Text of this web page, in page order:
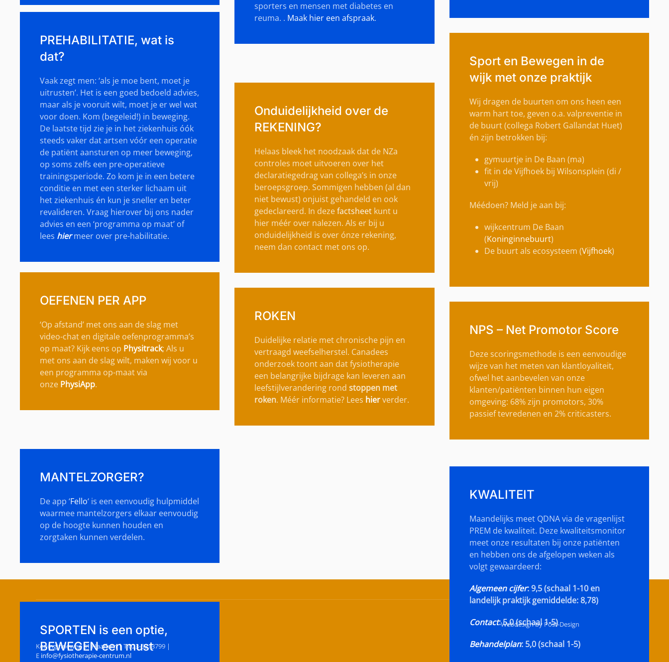
PREHABILITATIE, wat is
dat?
Vaak zegt men: ‘als je moe bent, moet je
uitrusten’. Het is een goed bedoeld advies,
maar als je vooruit wilt, moet je er wel wat
voor doen. Kom (begeleid!) in beweging.
De laatste tijd zie je in het ziekenhuis óók
steeds vaker dat artsen vóór een operatie
de patiënt aansturen op meer beweging,
op soms zelfs een pre-operatieve
trainingsperiode. Zo kom je in een betere
conditie en met een sterker lichaam uit
het ziekenhuis én kun je sneller en beter
revalideren. Vraag hierover bij ons nader
advies en een ‘programma op maat’ of
lees hiermeer over pre-habilitatie.
OEFENEN PER APP
‘Op afstand’ met ons aan de slag met
video-chat en digitale oefenprogramma’s
op maat? Kijk eens op Physitrack; Als u
met ons aan de slag wilt, maken wij voor u
een programma op-maat via
onze PhysiApp.
sporters en mensen met diabetes en
reuma. . Maak hier een afspraak.
Sport en Bewegen in de
wijk met onze praktijk
Wij dragen de buurten om ons heen een
warm hart toe, geven o.a. valpreventie in
de buurt (collega Robert Gallandat Huet)
én zijn betrokken bij:
gymuurtje in De Baan (ma)
fit in de Vijfhoek bij Wilsonsplein (di /
vrij)
Méédoen? Meld je aan bij:
wijkcentrum De Baan
(Koninginnebuurt)
De buurt als ecosysteem (Vijfhoek)
MANTELZORGER?
De app ‘Fello‘ is een eenvoudig hulpmiddel
waarmee mantelzorgers elkaar eenvoudig
op de hoogte kunnen houden en
zorgtaken kunnen verdelen.
Onduidelijkheid over de
REKENING?
Helaas bleek het noodzaak dat de NZa
controles moet uitvoeren over het
declaratiegedrag van collega’s in onze
beroepsgroep. Sommigen hebben (al dan
niet bewust) onjuist gehandeld en ook
gedeclareerd. In dezefactsheet kunt u
hier méér over nalezen. Als er bij u
onduidelijkheid is over ónze rekening,
neem dan contact met ons op.
NPS – Net Promotor Score
Deze scoringsmethode is een eenvoudige
wijze van het meten van klantloyaliteit,
ofwel het aanbevelen van onze
klanten/patiënten binnen hun eigen
omgeving: 68% zijn promotors, 30%
passief tevredenen en 2% criticasters.
SPORTEN is een optie,
BEWEGEN een must
ROKEN
Duidelijke relatie met chronische pijn en
vertraagd weefselherstel. Canadees
onderzoek toont aan dat fysiotherapie
een belangrijke bijdrage kan leveren aan
leefstijlverandering rondstoppen met
roken. Méér informatie? Lees hierverder.
KWALITEIT
Maandelijks meet QDNA via de vragenlijst
PREM de kwaliteit. Deze kwaliteitsmonitor
meet onze resultaten bij onze patiënten
en hebben ons de afgelopen weken als
volgt gewaardeerd:
Algemeen cijfer: 9,5 (schaal 1-10 en
landelijk praktijk gemiddelde: 8,78)
Contact: 5,0 (schaal 1-5)
Behandelplan: 5,0 (schaal 1-5)
Fysiotherapie De Koningin
Koninginneweg 31 Haarlem | T 023-5313799 |
E info@fysiotherapie-centrum.nl
Webdesign by Post-Design